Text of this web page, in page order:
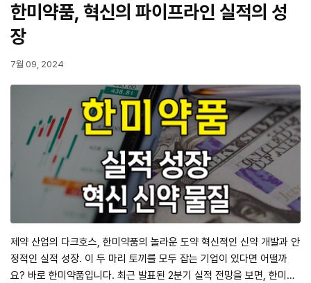
한미약품, 혁신의 파이프라인 실적의 성
장
7월 09, 2024
제약 산업의 다크호스, 한미약품의 놀라운 도약 혁신적인 신약 개발과 안
정적인 실적 성장. 이 두 마리 토끼를 모두 잡는 기업이 있다면 어떨까
요? 바로 한미약품입니다. 최근 발표된 2분기 실적 전망을 보면, 한미약